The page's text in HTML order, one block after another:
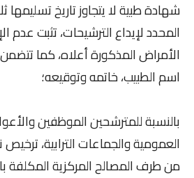
شهادة طبية لا يتجاوز تاريخ تسليمها
المحدد لإيداع الترشيحات، تثبت عدم
الأمراض المذكورة أعلاه، كما تتضمن
اسم الطبيب، خاتمه وتوقيعه؛
بالنسبة للمترشحين الموظفين
العمومية والجماعات الترابية،
من طرف المصالح المركزية المكلفة